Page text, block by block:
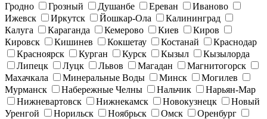
Гродно
Грозный Душанбе Ереван
Иваново
Ижевск
Иркутск Йошкар-Ола
Калининград
Калуга
Караганда Кемерово Киев
Киров
Кировск
Кишинев Кокшетау Костанай
Краснодар
Красноярск
Курган Курск Кызыл
Кызылорда
Липецк
Луцк Львов Магадан
Магнитогорск
Махачкала
Минеральные Воды Минск
Могилев
Мурманск
Набережные Челны Нальчик
Нарьян-Мар
Нижневартовск
Нижнекамск Новокузнецк
Новый
Уренгой
Норильск Ноябрьск Омск
Оренбург